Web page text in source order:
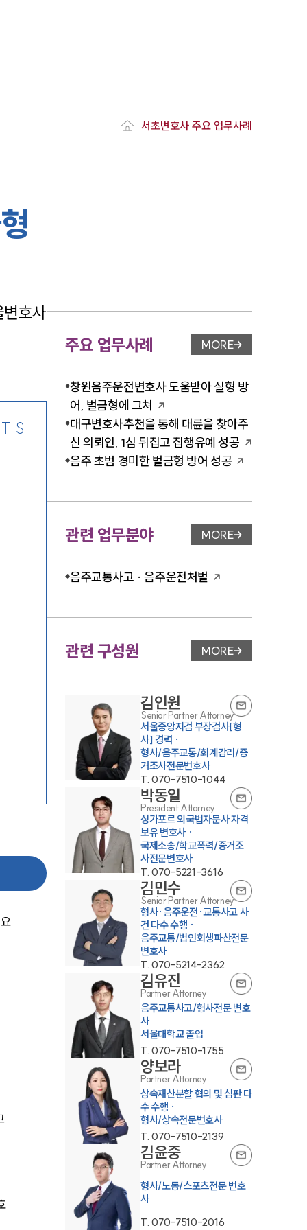
통사고변호사
야
상담접수
서초변호사 주요 업무사례
호사
주요 업무사례 업무사례 페이지 이
MORE
창원음주운전변호사 도움받아 실형 방
어, 벌금형에 그쳐
대구변호사추천을 통해 대륜을 찾아주
신 의뢰인, 1심 뒤집고 집행유예 성공
음주 초범 경미한 벌금형 방어 성공
관련 업무분야 업무분야 페이지 이
MORE
음주교통사고 · 음주운전처벌
관련 구성원 변호사 페이지 이동
MORE
김인원
Senior Partner Attorney
서울중앙지검 부장검사[형
사] 경력 ·
형사/음주교통/회계감리/증
거조사전문변호사
T.070-7510-1044
박동일
President Attorney
싱가포르 외국법자문사 자격
보유 변호사 ·
국제소송/학교폭력/증거조
사전문변호사
T.070-5221-3616
김민수
Senior Partner Attorney
형사·음주운전·교통사고 사
건 다수 수행 ·
음주교통/법인회생파산전문
변호사
T.070-5214-2362
김유진
Partner Attorney
음주교통사고/형사전문 변호
사
서울대학교 졸업
T.070-7510-1755
양보라
Partner Attorney
상속재산분할 협의 및 심판 다
수 수행 ·
형사/상속전문변호사
T.070-7510-2139
김윤중
Partner Attorney
형사/노동/스포츠전문 변호
사
T.070-7510-2016